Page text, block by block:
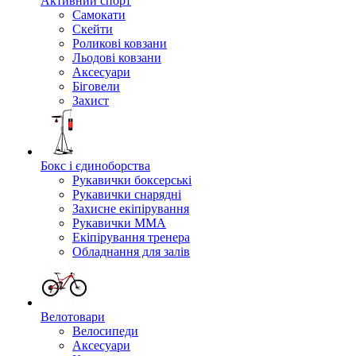
Самокати
Скейти
Роликові ковзани
Льодові ковзани
Аксесуари
Біговели
Захист
Бокс і єдиноборства
Рукавички боксерські
Рукавички снарядні
Захисне екіпірування
Рукавички ММА
Екіпірування тренера
Обладнання для залів
Велотовари
Велосипеди
Аксесуари